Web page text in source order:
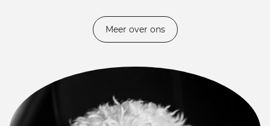
Meer over ons